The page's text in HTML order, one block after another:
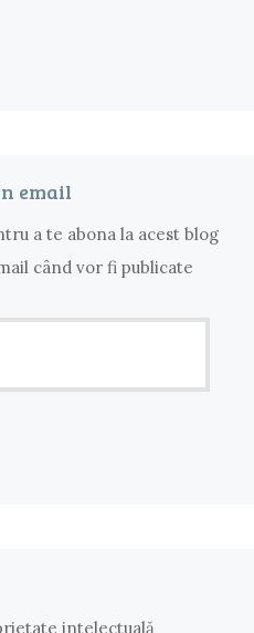
email
a te abona la acest blog
când vor fi publicate
intelectuală